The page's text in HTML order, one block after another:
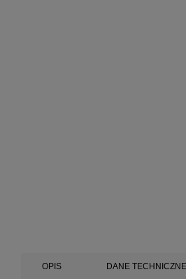
OPIS DANE TECHNICZNE